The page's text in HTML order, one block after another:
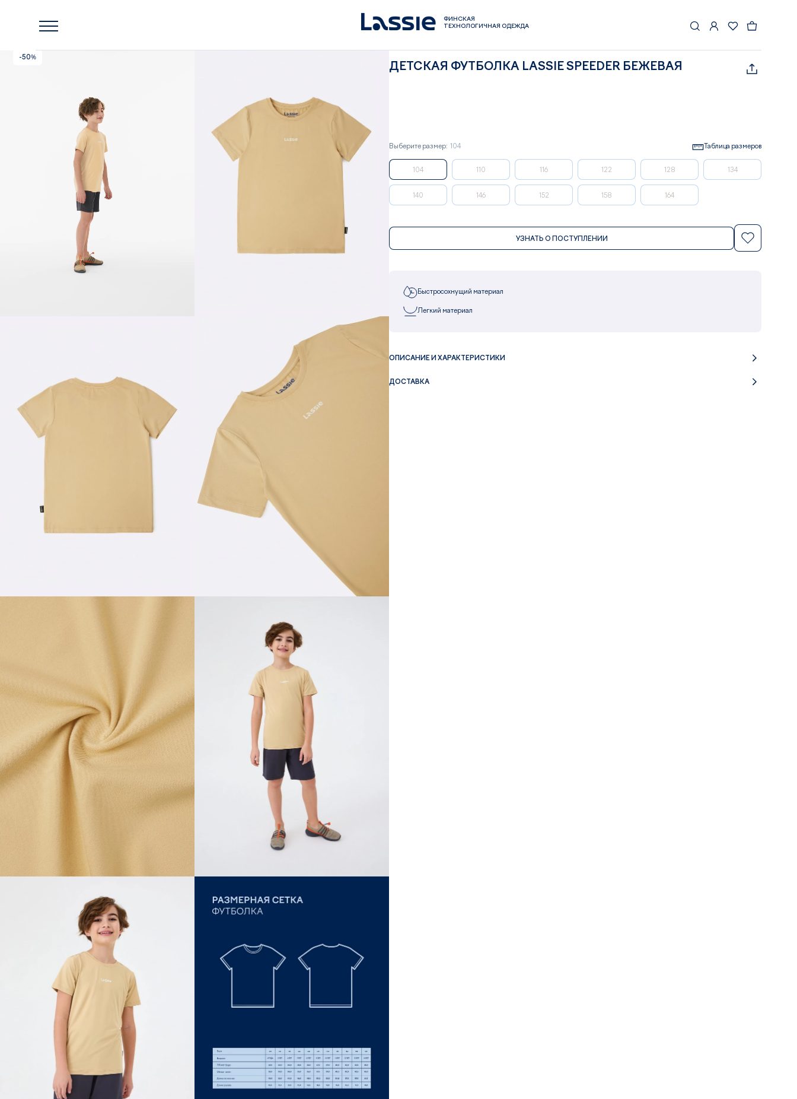
ФИНСКАЯ
ТЕХНОЛОГИЧНАЯ ОДЕЖДА
-50%
ДЕТСКАЯ ФУТБОЛКА LASSIE SPEEDER БЕЖЕВАЯ
Выберите размер: 104 Таблица размеров
104 110 116 122 128 134
140 146 152 158 164
УЗНАТЬ О ПОСТУПЛЕНИИ
Быстросохнущий материал
Легкий материал
ОПИСАНИЕ И ХАРАКТЕРИСТИКИ
ДОСТАВКА